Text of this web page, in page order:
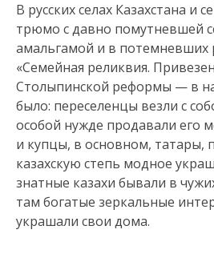
В русских селах Казахстана и
трюмо с давно помутневшей
амальгамой и в потемневших
«Семейная реликвия.
Столыпинской реформы — в
было: переселенцы везли с
особой нужде продавали его
и купцы, в основном, татары,
казахскую степь модное
знатные казахи бывали в
там богатые зеркальные
украшали свои дома.